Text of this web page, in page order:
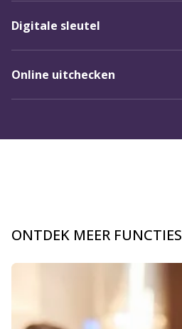
Digitale sleutel
Online uitchecken
ONTDEK MEER FUNCTIES
Dia 1 van 3